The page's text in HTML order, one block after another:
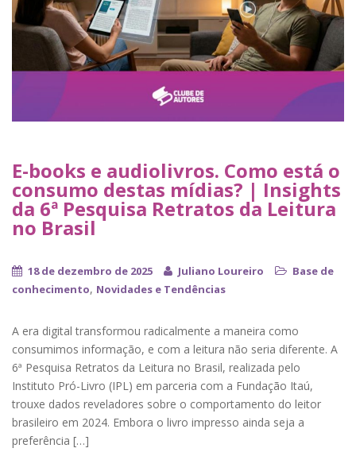
E-books e audiolivros. Como está o
consumo destas mídias? | Insights
da 6ª Pesquisa Retratos da Leitura
no Brasil
18 de dezembro de 2025 Juliano Loureiro
Base de
conhecimento, Novidades e Tendências
A era digital transformou radicalmente a maneira como
consumimos informação, e com a leitura não seria diferente. A
6ª Pesquisa Retratos da Leitura no Brasil, realizada pelo
Instituto Pró-Livro (IPL) em parceria com a Fundação Itaú,
trouxe dados reveladores sobre o comportamento do leitor
brasileiro em 2024. Embora o livro impresso ainda seja a
preferência […]